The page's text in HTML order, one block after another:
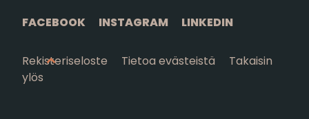
FACEBOOK INSTAGRAM LINKEDIN
Rekisteriseloste Tietoa evästeistä
Takaisin
ylös